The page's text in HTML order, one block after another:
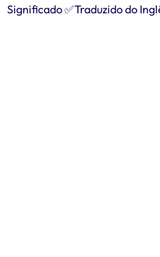
Significado ✅️Traduzido do